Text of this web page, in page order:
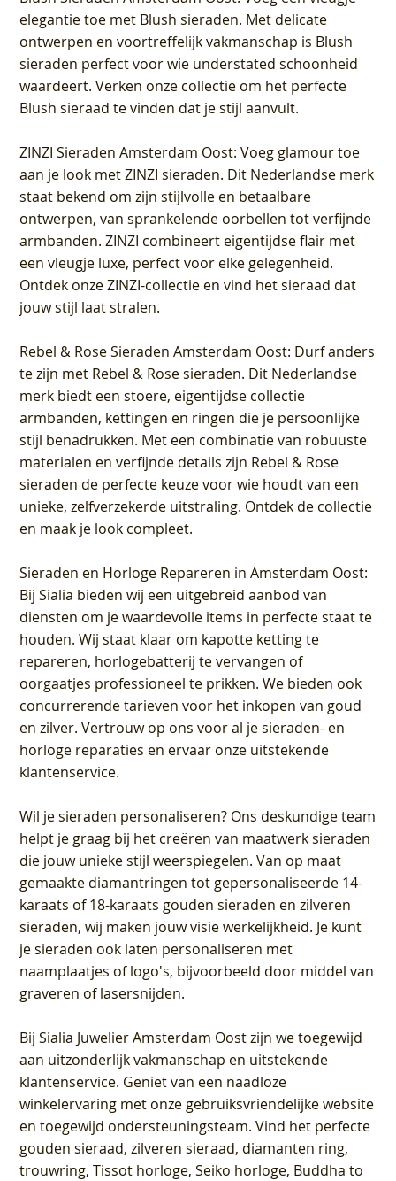
elegantie toe met Blush sieraden. Met delicate
ontwerpen en voortreffelijk vakmanschap is Blush
sieraden perfect voor wie understated schoonheid
waardeert. Verken onze collectie om het perfecte
Blush sieraad te vinden dat je stijl aanvult.
ZINZI Sieraden Amsterdam Oost: Voeg glamour toe
aan je look met ZINZI sieraden. Dit Nederlandse merk
staat bekend om zijn stijlvolle en betaalbare
ontwerpen, van sprankelende oorbellen tot verfijnde
armbanden. ZINZI combineert eigentijdse flair met
een vleugje luxe, perfect voor elke gelegenheid.
Ontdek onze ZINZI-collectie en vind het sieraad dat
jouw stijl laat stralen.
Rebel & Rose Sieraden Amsterdam Oost: Durf anders
te zijn met Rebel & Rose sieraden. Dit Nederlandse
merk biedt een stoere, eigentijdse collectie
armbanden, kettingen en ringen die je persoonlijke
stijl benadrukken. Met een combinatie van robuuste
materialen en verfijnde details zijn Rebel & Rose
sieraden de perfecte keuze voor wie houdt van een
unieke, zelfverzekerde uitstraling. Ontdek de collectie
en maak je look compleet.
Sieraden en Horloge Repareren in Amsterdam Oost:
Bij Sialia bieden wij een uitgebreid aanbod van
diensten om je waardevolle items in perfecte staat te
houden. Wij staat klaar om kapotte ketting te
repareren, horlogebatterij te vervangen of
oorgaatjes professioneel te prikken. We bieden ook
concurrerende tarieven voor het inkopen van goud
en zilver. Vertrouw op ons voor al je sieraden- en
horloge reparaties en ervaar onze uitstekende
klantenservice.
Wil je sieraden personaliseren? Ons deskundige team
helpt je graag bij het creëren van maatwerk sieraden
die jouw unieke stijl weerspiegelen. Van op maat
gemaakte diamantringen tot gepersonaliseerde 14-
karaats of 18-karaats gouden sieraden en zilveren
sieraden, wij maken jouw visie werkelijkheid. Je kunt
je sieraden ook laten personaliseren met
naamplaatjes of logo's, bijvoorbeeld door middel van
graveren of lasersnijden.
BijSialia Juwelier Amsterdam Oostzijn we toegewijd
aan uitzonderlijk vakmanschap en uitstekende
klantenservice. Geniet van een naadloze
winkelervaring met onze gebruiksvriendelijke website
en toegewijd ondersteuningsteam. Vind het perfecte
gouden sieraad, zilveren sieraad, diamanten ring,
trouwring, Tissot horloge, Seiko horloge, Buddha to